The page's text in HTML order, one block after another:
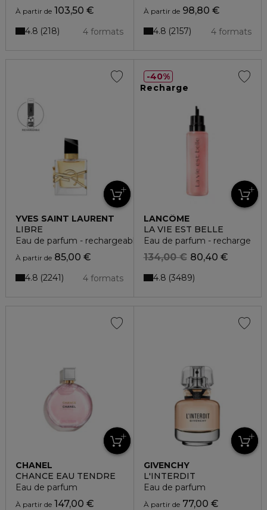
À partir de 103,50 €
4 formats
4.8 218
À partir de98,80 €
4 formats
4.8 2157
YVES SAINT LAURENT
LIBRE
Eau de parfum - rechargeable
À partir de 85,00 €
4 formats
4.8 2241
Recharge
LANCÔME
LA VIE EST BELLE
Eau de parfum - recharge
80,40 €
134,00 €
4.8 3489
40%
CHANEL
CHANCE EAU TENDRE
Eau de parfum
À partir de 147,00 €
GIVENCHY
L'INTERDIT
Eau de parfum
À partir de77,00 €